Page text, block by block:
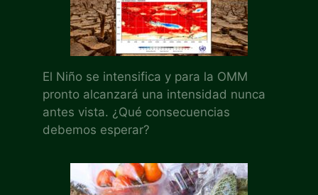
El Niño se intensifica y para la OMM
pronto alcanzará una intensidad nunca
antes vista. ¿Qué consecuencias
debemos esperar?